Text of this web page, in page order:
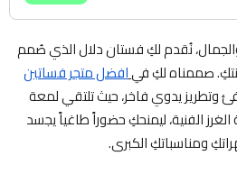
نُقدم لكِ فستان دلال الذي صُمم
صممناه لكِ فيافضل متجر فساتين
وتطريز يدوي فاخر، حيث تلتقي لمعة
الفنية، ليمنحكِ حضوراً طاغياً يجسد
ومناسباتكِ الكبرى.